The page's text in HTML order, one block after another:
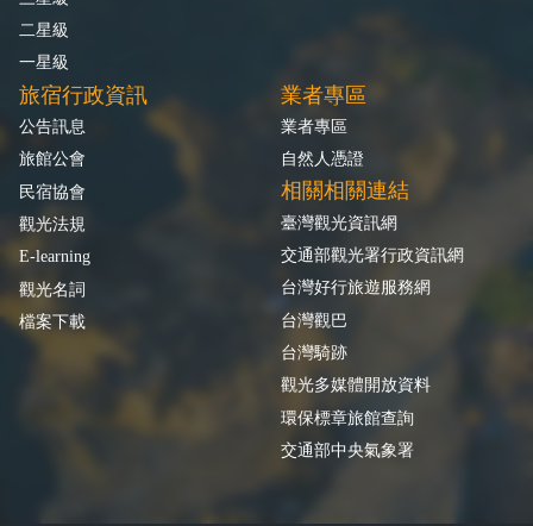
二星級
一星級
旅宿行政資訊
公告訊息
旅館公會
民宿協會
觀光法規
E-learning
觀光名詞
檔案下載
業者專區
業者專區
自然人憑證
相關相關連結
臺灣觀光資訊網
交通部觀光署行政資訊網
台灣好行旅遊服務網
台灣觀巴
台灣騎跡
觀光多媒體開放資料
環保標章旅館查詢
交通部中央氣象署